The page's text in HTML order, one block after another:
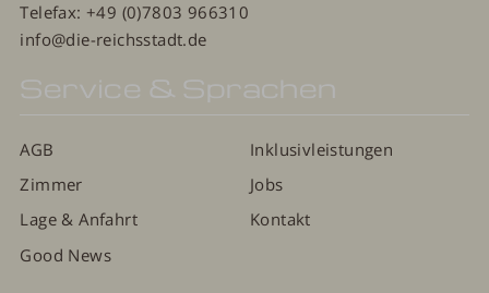
Telefax: +49 (0)7803 966310
info@die-reichsstadt.de
Service & Sprachen
AGB
Inklusivleistungen
Zimmer
Jobs
Lage & Anfahrt
Kontakt
Good News